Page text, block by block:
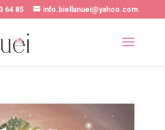
64 85 info.biellanuei@yahoo.com